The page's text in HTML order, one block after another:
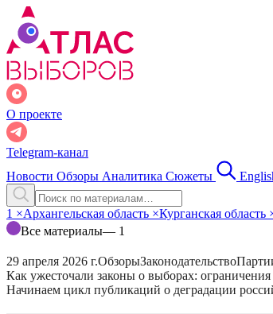
О проекте
Telegram-канал
Новости Обзоры Аналитика Сюжеты
1 ×Архангельская область ×Курганская область
Все материалы— 1
29 апреля 2026 г.ОбзорыЗаконодательство
Как ужесточали законы о выборах:
Начинаем цикл публикаций о деградации